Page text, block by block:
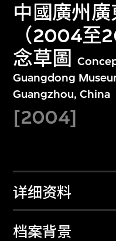
中國廣州
（2004至
念草圖
Guangdong
Guangzhou, China
[2004]
详细资料
档案背景